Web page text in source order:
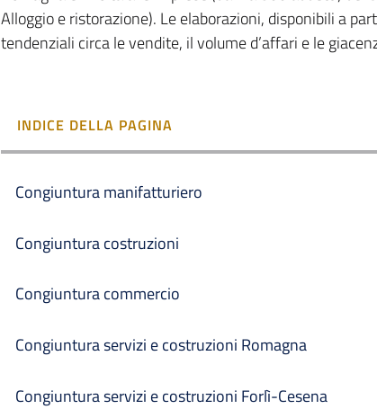
Alloggio e ristorazione). Le elaborazioni, disponibili a
tendenziali circa le vendite, il volume d’affari e le
INDICE DELLA PAGINA
Congiuntura manifatturiero
Congiuntura costruzioni
Congiuntura commercio
Congiuntura servizi e costruzioni Romagna
Congiuntura servizi e costruzioni Forlì-Cesena